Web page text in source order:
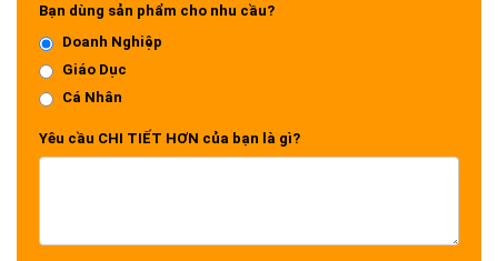
Bạn dùng sản phẩm cho nhu cầu?
Doanh Nghiệp
Giáo Dục
Cá Nhân
Yêu cầu CHI TIẾT HƠN của bạn là gì?